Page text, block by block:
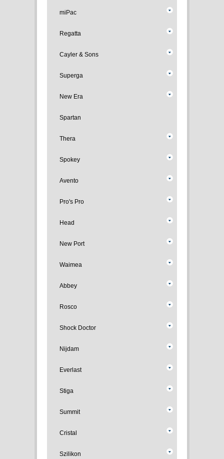
miPac
Regatta
Cayler & Sons
Superga
New Era
Spartan
Thera
Spokey
Avento
Pro's Pro
Head
New Port
Waimea
Abbey
Rosco
Shock Doctor
Nijdam
Everlast
Stiga
Summit
Cristal
Szilikon